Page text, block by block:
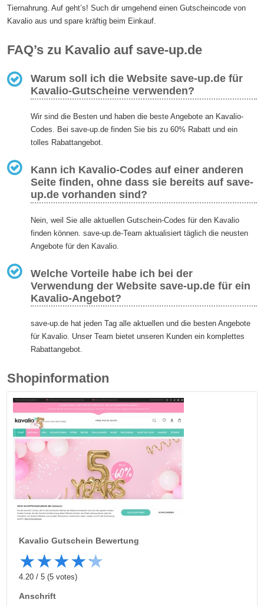
Tiernahrung. Auf geht’s! Such dir umgehend einen Gutscheincode von
Kavalio aus und spare kräftig beim Einkauf.
FAQ’s zu Kavalio auf save-up.de
Warum soll ich die Website save-up.de für
Kavalio-Gutscheine verwenden?
Wir sind die Besten und haben die beste Angebote an Kavalio-
Codes. Bei save-up.de finden Sie bis zu 60% Rabatt und ein
tolles Rabattangebot.
Kann ich Kavalio-Codes auf einer anderen
Seite finden, ohne dass sie bereits auf save-
up.de vorhanden sind?
Nein, weil Sie alle aktuellen Gutschein-Codes für den Kavalio
finden können. save-up.de-Team aktualisiert täglich die neusten
Angebote für den Kavalio.
Welche Vorteile habe ich bei der
Verwendung der Website save-up.de für ein
Kavalio-Angebot?
save-up.de hat jeden Tag alle aktuellen und die besten Angebote
für Kavalio. Unser Team bietet unseren Kunden ein komplettes
Rabattangebot.
Shopinformation
Kavalio Gutschein Bewertung
★★★★★
4.20/5 (5 votes)
Anschrift